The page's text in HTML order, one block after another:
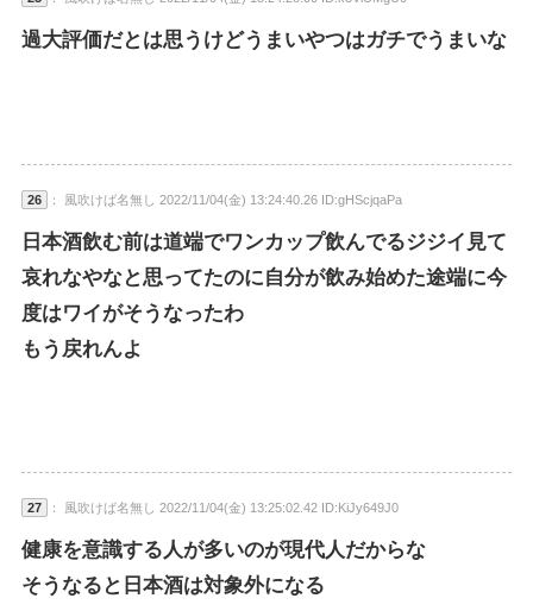
過大評価だとは思うけどうまいやつはガチでうまいな
26 ： 風吹けば名無し 2022/11/04(金) 13:24:40.26 ID:gHScjqaPa
日本酒飲む前は道端でワンカップ飲んでるジジイ見て
哀れなやなと思ってたのに自分が飲み始めた途端に今
度はワイがそうなったわ
もう戻れんよ
27 ： 風吹けば名無し 2022/11/04(金) 13:25:02.42 ID:KiJy649J0
健康を意識する人が多いのが現代人だからな
そうなると日本酒は対象外になる